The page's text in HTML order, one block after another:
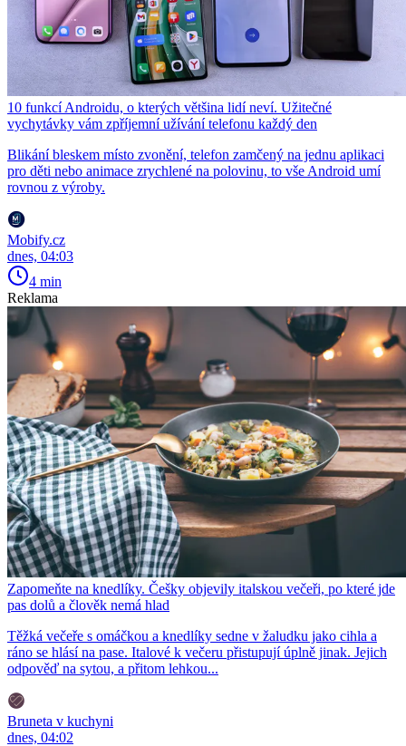
10 funkcí Androidu, o kterých většina lidí neví. Užitečné
vychytávky vám zpříjemní užívání telefonu každý den
Blikání bleskem místo zvonění, telefon zamčený na jednu aplikaci
pro děti nebo animace zrychlené na polovinu, to vše Android umí
rovnou z výroby.
Mobify.cz
dnes, 04:03
4 min
Reklama
Zapomeňte na knedlíky. Češky objevily italskou večeři, po které jde
pas dolů a člověk nemá hlad
Těžká večeře s omáčkou a knedlíky sedne v žaludku jako cihla a
ráno se hlásí na pase. Italové k večeru přistupují úplně jinak. Jejich
odpověď na sytou, a přitom lehkou...
Bruneta v kuchyni
dnes, 04:02